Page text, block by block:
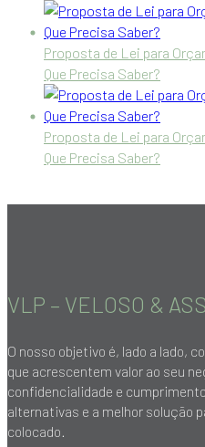
Proposta de Lei para
Que Precisa Saber?
Proposta de Lei para
Que Precisa Saber?
VLP – VELOSO &
O nosso objetivo é, lado a lado,
que acrescentem valor ao seu
confidencialidade e
alternativas e a melhor solução
colocado.